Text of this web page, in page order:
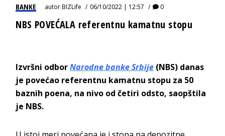
BANKE autorBIZLife 06/10/2022 | 12:57 0
NBS POVEĆALA referentnu kamatnu stopu
Izvršni odborNarodne banke Srbije (NBS) danas
je povećao referentnu kamatnu stopu za 50
baznih poena, na nivo od četiri odsto, saopštila
je NBS.